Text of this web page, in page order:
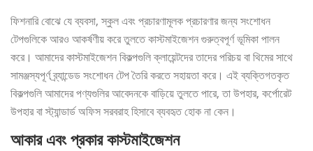
ফিশনারি বোঝে যে ব্যবসা, স্কুল এবং প্রচারণামূলক প্রচারণার জন্য সংশোধন
টেপগুলিকে আরও আকর্ষণীয় করে তুলতে কাস্টমাইজেশন গুরুত্বপূর্ণ ভূমিকা পালন
করে। আমাদের কাস্টমাইজেশন বিকল্পগুলি ক্লায়েন্টদের তাদের পরিচয় বা থিমের সাথে
সামঞ্জস্যপূর্ণ ব্র্যান্ডেড সংশোধন টেপ তৈরি করতে সহায়তা করে। এই ব্যক্তিগতকৃত
বিকল্পগুলি আমাদের পণ্যগুলির আবেদনকে বাড়িয়ে তুলতে পারে, তা উপহার, কর্পোরেট
উপহার বা স্ট্যান্ডার্ড অফিস সরবরাহ হিসাবে ব্যবহৃত হোক না কেন।
আকার এবং প্রকার কাস্টমাইজেশন